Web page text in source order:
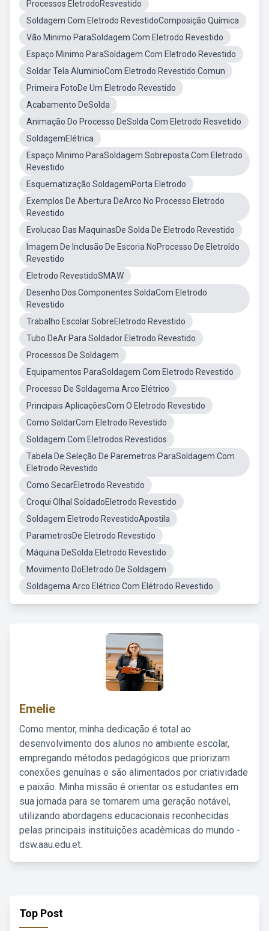
Processos EletrodoResvestido
Soldagem Com Eletrodo RevestidoComposição Química
Vão Minimo ParaSoldagem Com Eletrodo Revestido
Espaço Minimo ParaSoldagem Com Eletrodo Revestido
Soldar Tela AluminioCom Eletrodo Revestido Comun
Primeira FotoDe Um Eletrodo Revestido
Acabamento DeSolda
Animação Do Processo DeSolda Com Eletrodo Resvetido
SoldagemElétrica
Espaço Minimo ParaSoldagem Sobreposta Com Eletrodo
Revestido
Esquematização SoldagemPorta Eletrodo
Exemplos De Abertura DeArco No Processo Eletrodo
Revestido
Evolucao Das MaquinasDe Solda De Eletrodo Revestido
Imagem De Inclusão De Escoria NoProcesso De Eletroldo
Revestido
Eletrodo RevestidoSMAW
Desenho Dos Componentes SoldaCom Eletrodo
Revestido
Trabalho Escolar SobreEletrodo Revestido
Tubo DeAr Para Soldador Eletrodo Revestido
Processos De Soldagem
Equipamentos ParaSoldagem Com Eletrodo Revestido
Processo De Soldagema Arco Elétrico
Principais AplicaçõesCom O Eletrodo Revestido
Como SoldarCom Eletrodo Revestido
Soldagem Com Eletrodos Revestidos
Tabela De Seleção De Paremetros ParaSoldagem Com
Eletrodo Revestido
Como SecarEletrodo Revestido
Croqui Olhal SoldadoEletrodo Revestido
Soldagem Eletrodo RevestidoApostila
ParametrosDe Eletrodo Revestido
Máquina DeSolda Eletrodo Revestido
Movimento DoEletrodo De Soldagem
Soldagema Arco Elétrico Com Elétrodo Revestido
Emelie
Como mentor, minha dedicação é total ao
desenvolvimento dos alunos no ambiente escolar,
empregando métodos pedagógicos que priorizam
conexões genuínas e são alimentados por criatividade
e paixão. Minha missão é orientar os estudantes em
sua jornada para se tornarem uma geração notável,
utilizando abordagens educacionais reconhecidas
pelas principais instituições acadêmicas do mundo -
dsw.aau.edu.et.
Top Post